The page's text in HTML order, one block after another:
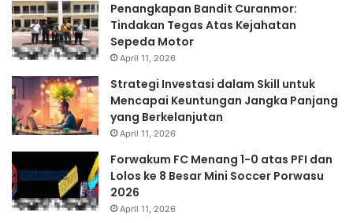
Penangkapan Bandit Curanmor:
Tindakan Tegas Atas Kejahatan
Sepeda Motor
April 11, 2026
Strategi Investasi dalam Skill untuk
Mencapai Keuntungan Jangka Panjang
yang Berkelanjutan
April 11, 2026
Forwakum FC Menang 1-0 atas PFI dan
Lolos ke 8 Besar Mini Soccer Porwasu
2026
April 11, 2026